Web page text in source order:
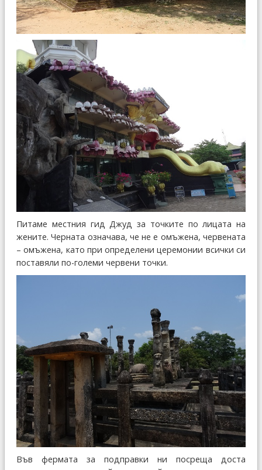
Питаме местния гид Джуд за точките по лицата на
жените. Черната означава, че не е омъжена, червената
– омъжена, като при определени церемонии всички си
поставяли по-големи червени точки.
Във фермата за подправки ни посреща доста